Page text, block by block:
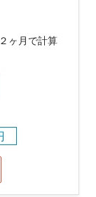
ヶ月で計算